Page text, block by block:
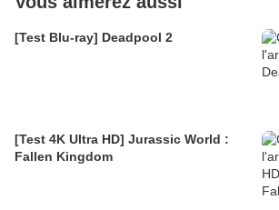
[Test Blu-ray] Deadpool 2
[Test 4K Ultra HD] Jurassic World :
Fallen Kingdom